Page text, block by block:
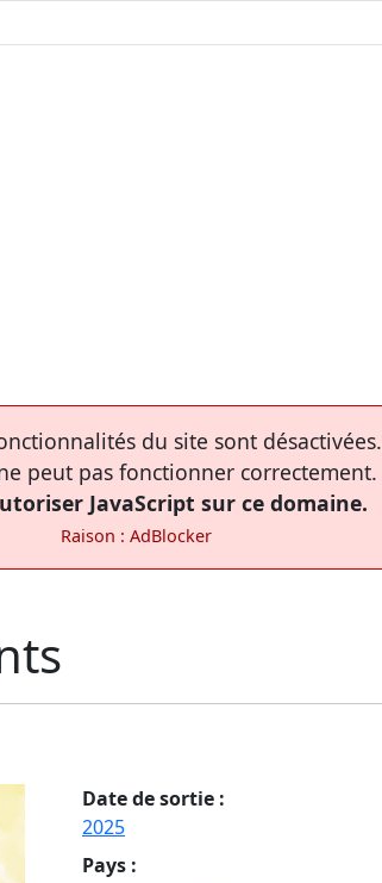
du site sont désactivées.
peut pas fonctionner correctement.
JavaScript sur ce domaine.
Raison : AdBlocker
Date de sortie :
2025
Pays :